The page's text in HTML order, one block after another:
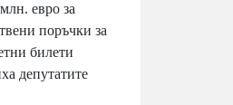
евро за
поръчки за
билети
депутатите